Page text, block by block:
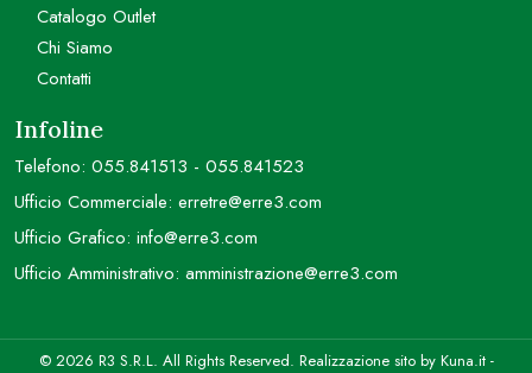
Catalogo Outlet
Chi Siamo
Contatti
Infoline
Telefono: 055.841513 - 055.841523
Ufficio Commerciale: erretre@erre3.com
Ufficio Grafico: info@erre3.com
Ufficio Amministrativo: amministrazione@erre3.com
© 2026 R3 S.R.L. All Rights Reserved. Realizzazione sito by Kuna.it-